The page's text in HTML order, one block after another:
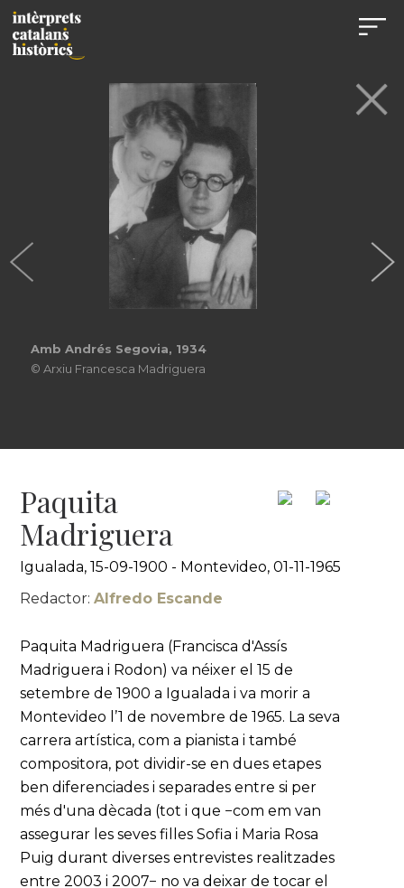
Amb Andrés Segovia, 1934
© Arxiu Francesca Madriguera
Paquita
Madriguera
Igualada, 15-09-1900 - Montevideo, 01-11-1965
Redactor:Alfredo Escande
Paquita Madriguera (Francisca d'Assís
Madriguera i Rodon) va néixer el 15 de
setembre de 1900 a Igualada i va morir a
Montevideo l’1 de novembre de 1965. La seva
carrera artística, com a pianista i també
compositora, pot dividir-se en dues etapes
ben diferenciades i separades entre si per
més d'una dècada (tot i que −com em van
assegurar les seves filles Sofia i Maria Rosa
Puig durant diverses entrevistes realitzades
entre 2003 i 2007− no va deixar de tocar el